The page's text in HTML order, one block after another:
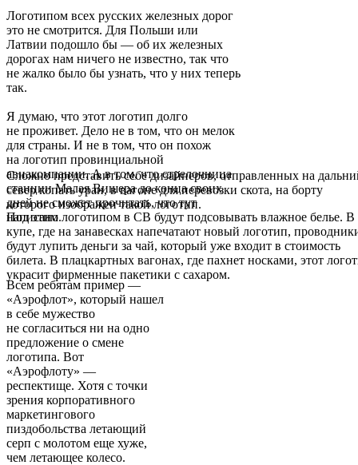
Логотипом всех русских железных дорог
это не смотрится. Для Польши или
Латвии подошло бы — об их железных
дорогах нам ничего не известно, так что
не жалко было бы узнать, что у них теперь
так.
Я думаю, что этот логотип долго
не проживет. Дело не в том, что он мелок
для страны. И не в том, что он похож
на логотип провинциальной
авиакомпании. А в том, что стрелочница
станции Малая Вишера до конца своих
дней не сможет прочитать, что тут
написано.
Сложно представить себе дизайнеров, отправленных на
север копать уран, в вагоне для перевозки скота, на борту
которого изображен такой логотип.
Под этим логотипом в СВ будут подсовывать влажное белье. В
купе, где на занавесках напечатают новый логотип,
будут лупить деньги за чай, который уже входит в стоимость
билета. В плацкартных вагонах, где пахнет носками, этот
украсит фирменные пакетики с сахаром.
Всем ребятам пример —
«Аэрофлот», который нашел
в себе мужество
не согласиться ни на одно
предложение о смене
логотипа. Вот
«Аэрофлоту» —
респектище. Хотя с точки
зрения корпоративного
маркетингового
пиздобольства летающий
серп с молотом еще хуже,
чем летающее колесо.